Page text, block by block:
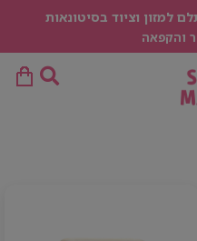
למזון וציוד בסיטונאות
והקפאה